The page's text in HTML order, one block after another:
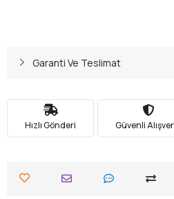
Garanti Ve Teslimat
Hızlı Gönderi Güvenli